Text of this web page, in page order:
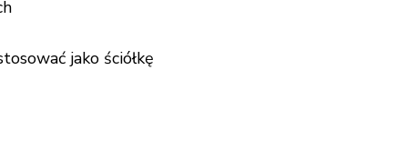
jako ściółkę